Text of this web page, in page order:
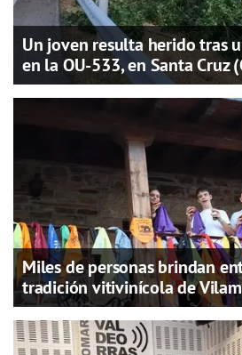
Un joven resulta herido tras
en la OU-533, en Santa Cruz
Miles de personas brindan
tradición vitivinícola de